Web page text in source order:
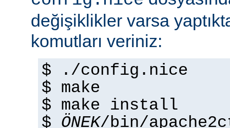
değişiklikler varsa
komutları veriniz:
$ ./config.nice
$ make
$ make install
$ ÖNEK/bin/